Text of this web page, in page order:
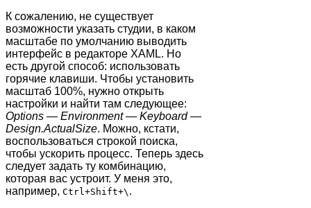
К сожалению, не существует
возможности указать студии, в каком
масштабе по умолчанию выводить
интерфейс в редакторе XAML. Но
есть другой способ: использовать
горячие клавиши. Чтобы установить
масштаб 100%, нужно открыть
настройки и найти там следующее:
Options — Environment— Keyboard—
Design.ActualSize. Можно, кстати,
воспользоваться строкой поиска,
чтобы ускорить процесс. Теперь здесь
следует задать ту комбинацию,
которая вас устроит. У меня это,
например, Ctrl+Shift+\ .